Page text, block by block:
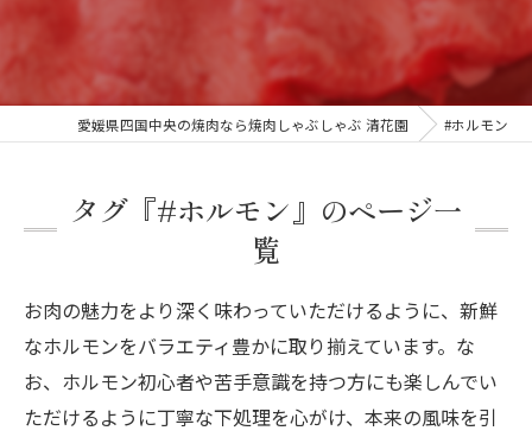
愛媛県四国中央の焼肉なら焼肉しゃぶしゃぶ 清花園 #ホルモン
タグ『#ホルモン』のページ一
覧
お肉の魅力をより深く味わっていただけるように、新鮮
なホルモンをバラエティ豊かに取り揃えています。な
お、ホルモン初心者や苦手意識を持つ方にも楽しんでい
ただけるように丁寧な下処理を心がけ、本来の風味を引